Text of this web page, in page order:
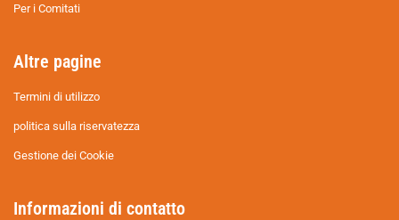
Per i Comitati
Altre pagine
Termini di utilizzo
politica sulla riservatezza
Gestione dei Cookie
Informazioni di contatto